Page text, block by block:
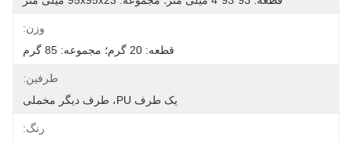
وزن:
قطعه: 20 گرم؛ مجموعه: 85 گرم
طرفین:
یک طرف PU، طرف دیگر مخملی
رنگ: